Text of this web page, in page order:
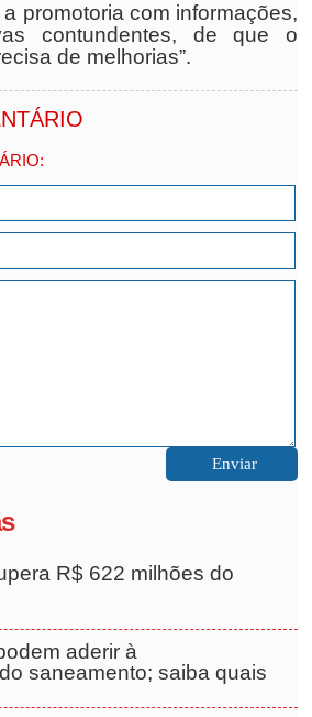
promotoria com informações,
contundentes, de que o
de melhorias”.
R$ 622 milhões do
aderir à
saneamento; saiba quais